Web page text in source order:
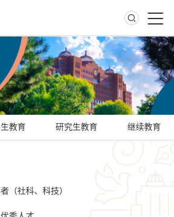
教育 研究生教育 继续教育
（社科、科技）